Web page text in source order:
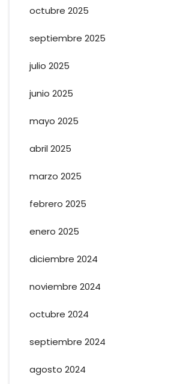
octubre 2025
septiembre 2025
julio 2025
junio 2025
mayo 2025
abril 2025
marzo 2025
febrero 2025
enero 2025
diciembre 2024
noviembre 2024
octubre 2024
septiembre 2024
agosto 2024